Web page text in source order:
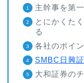
主幹事を第
とにかくた
る
各社のポイ
SMBC日興
大和証券の